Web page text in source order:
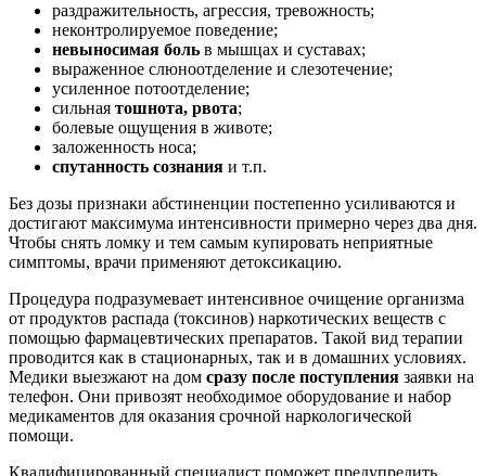
раздражительность, агрессия, тревожность;
неконтролируемое поведение;
невыносимая боль в мышцах и суставах;
выраженное слюноотделение и слезотечение;
усиленное потоотделение;
сильная тошнота, рвота;
болевые ощущения в животе;
заложенность носа;
спутанность сознания и т.п.
Без дозы признаки абстиненции постепенно усиливаются и
достигают максимума интенсивности примерно через два дня.
Чтобы снять ломку и тем самым купировать неприятные
симптомы, врачи применяют детоксикацию.
Процедура подразумевает интенсивное очищение организма
от продуктов распада (токсинов) наркотических веществ с
помощью фармацевтических препаратов. Такой вид терапии
проводится как в стационарных, так и в домашних условиях.
Медики выезжают на дом сразу после поступления заявки на
телефон. Они привозят необходимое оборудование и набор
медикаментов для оказания срочной наркологической
помощи.